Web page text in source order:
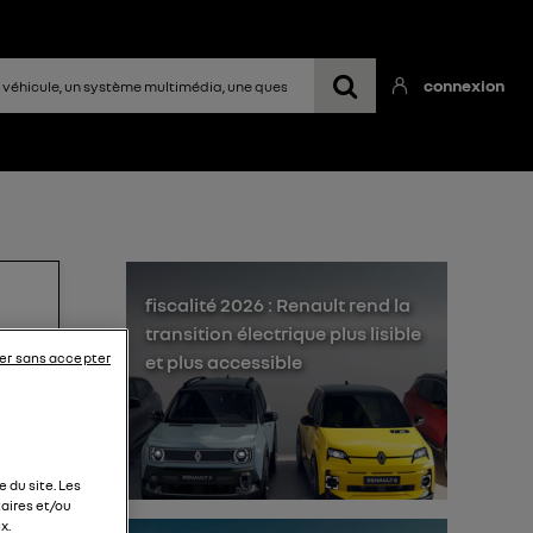
connexion
je
fiscalité 2026 : Renault rend la
transition électrique plus lisible
et plus accessible
du site. Les
et/ou
sans accepter